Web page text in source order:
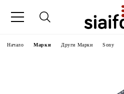
Начало Марки Други Марки Sony